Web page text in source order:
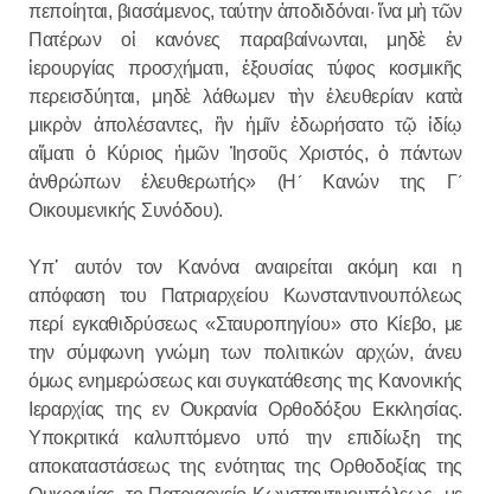
πεποίηται, βιασάμενος, ταύτην ἀποδιδόναι· ἵνα μὴ τῶν
Πατέρων οἱ κανόνες παραβαίνωνται, μηδὲ ἐν
ἱερουργίας προσχήματι, ἐξουσίας τύφος κοσμικῆς
περεισδύηται, μηδὲ λάθωμεν τὴν ἐλευθερίαν κατὰ
μικρὸν ἀπολέσαντες, ἣν ἡμῖν ἐδωρήσατο τῷ ἰδίῳ
αἵματι ὁ Κύριος ἡμῶν Ἰησοῦς Χριστός, ὁ πάντων
ἀνθρώπων ἐλευθερωτής» (Η´ Κανών της Γ´
Οικουμενικής Συνόδου).
Υπ᾽ αυτόν τον Κανόνα αναιρείται ακόμη και η
απόφαση του Πατριαρχείου Κωνσταντινουπόλεως
περί εγκαθιδρύσεως «Σταυροπηγίου» στο Κίεβο, με
την σύμφωνη γνώμη των πολιτικών αρχών, άνευ
όμως ενημερώσεως και συγκατάθεσης της Κανονικής
Ιεραρχίας της εν Ουκρανία Ορθοδόξου Εκκλησίας.
Υποκριτικά καλυπτόμενο υπό την επιδίωξη της
αποκαταστάσεως της ενότητας της Ορθοδοξίας της